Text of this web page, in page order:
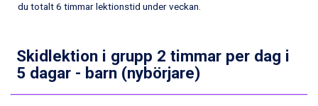
Cervinia från 8.245 kr.
Bad Hofgastein från 8.595 kr.
Saalbach från 9.445 kr.
Champoluc från 5.945 kr.
du totalt 6 timmar lektionstid under veckan.
Skidlektion i grupp 2 timmar per dag i
5 dagar - barn (nybörjare)